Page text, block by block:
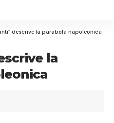
Resizer
descrive la parabola napoleonica
la